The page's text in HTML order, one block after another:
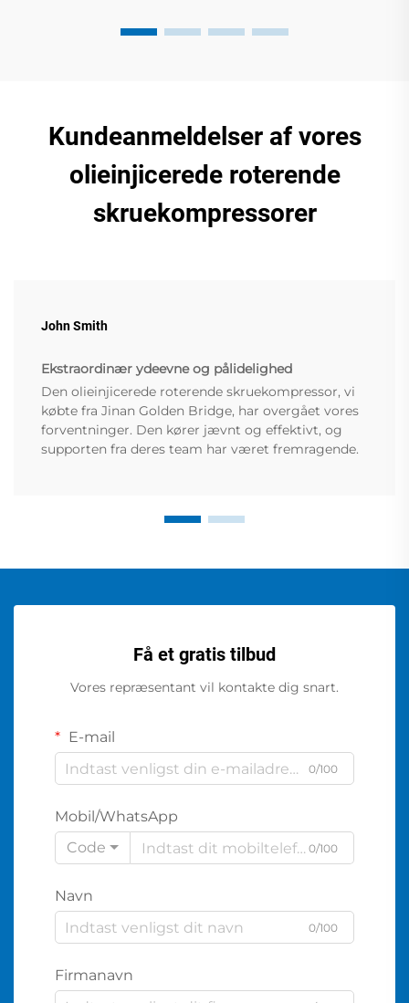
Kundeanmeldelser af vores
olieinjicerede roterende
skruekompressorer
John Smith
Ekstraordinær ydeevne og pålidelighed
Den olieinjicerede roterende skruekompressor, vi
købte fra Jinan Golden Bridge, har overgået vores
forventninger. Den kører jævnt og effektivt, og
supporten fra deres team har været fremragende.
Få et gratis tilbud
Vores repræsentant vil kontakte dig snart.
E-mail
0/100
Mobil/WhatsApp
Code
0/100
Navn
0/100
Firmanavn